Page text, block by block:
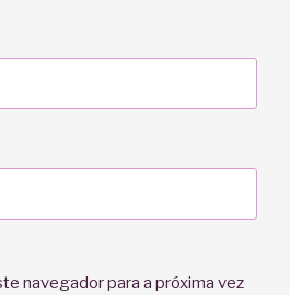
navegador para a próxima vez